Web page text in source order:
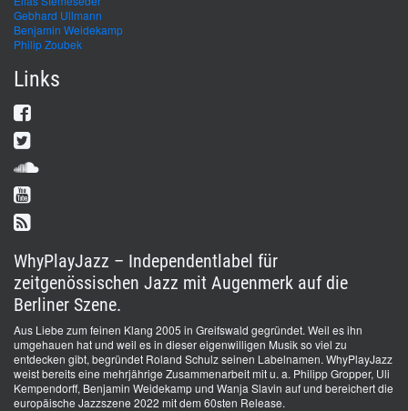
Gebhard Ullmann
Benjamin Weidekamp
Philip Zoubek
Links
WhyPlayJazz – Independentlabel für
zeitgenössischen Jazz mit Augenmerk auf die
Berliner Szene.
Aus Liebe zum feinen Klang 2005 in Greifswald gegründet. Weil es ihn
umgehauen hat und weil es in dieser eigenwilligen Musik so viel zu
entdecken gibt, begründet Roland Schulz seinen Labelnamen. WhyPlayJazz
weist bereits eine mehrjährige Zusammenarbeit mit u. a. Philipp Gropper, Uli
Kempendorff, Benjamin Weidekamp und Wanja Slavin auf und bereichert die
europäische Jazzszene 2022 mit dem 60sten Release.